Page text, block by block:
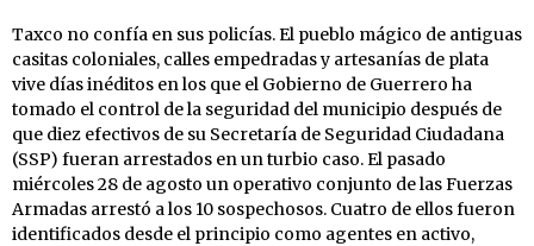
Taxco no confía en sus policías. El pueblo mágico de antiguas
casitas coloniales, calles empedradas y artesanías de plata
vive días inéditos en los que el Gobierno de Guerrero ha
tomado el control de la seguridad del municipio después de
que diez efectivos de su Secretaría de Seguridad Ciudadana
(SSP) fueran arrestados en un turbio caso. El pasado
miércoles 28 de agosto un operativo conjunto de las Fuerzas
Armadas arrestó a los 10 sospechosos. Cuatro de ellos fueron
identificados desde el principio como agentes en activo,